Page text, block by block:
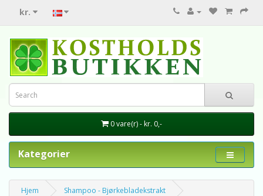
kr.
0 vare(r) - kr. 0,-
Kategorier
Hjem Shampoo - Bjørkebladekstrakt